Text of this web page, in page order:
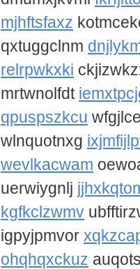
mjhftsfaxz
qxtuggclnm
relrpwkxki
mrtwnolfdt
qpuspszkcu
wlnquotnxg
wevlkacwam
uerwiygnlj
kgfkclzwmv
igpyjpmvor
ohqhqxckuz